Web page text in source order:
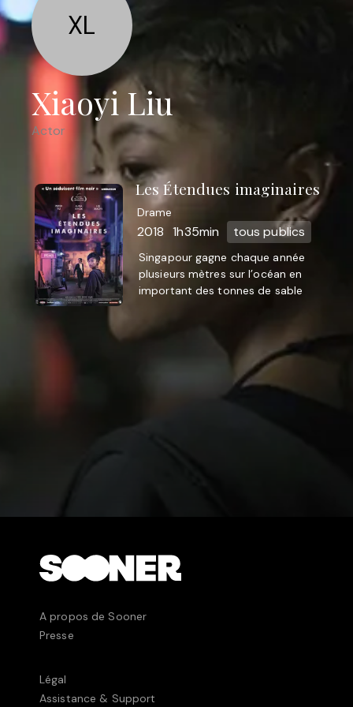
XL
Xiaoyi Liu
Actor
Les Étendues imaginaires
Drame
2018 1h35min tous publics
Singapour gagne chaque année
plusieurs mètres sur l’océan en
important des tonnes de sable
A propos de Sooner
Presse
Légal
Assistance & Support